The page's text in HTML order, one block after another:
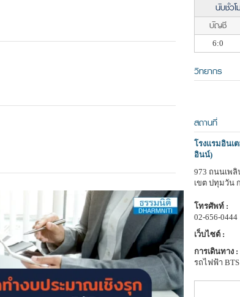
นับชั่ว
บัญชี
6:0
วิทยากร
สถานที่
โรงแรมอินเ
อินน์)
973 ถนนเพ
เขต ปทุมวัน
โทรศัพท์ :
02-656-0444
เว็บไซต์ :
การเดินทาง :
รถไฟฟ้า